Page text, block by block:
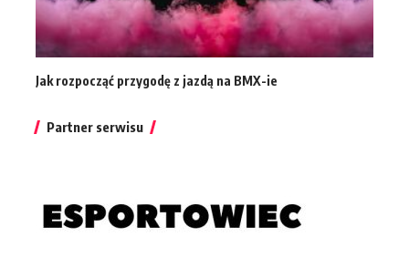
Jak rozpocząć przygodę z jazdą na BMX-ie
Partner serwisu